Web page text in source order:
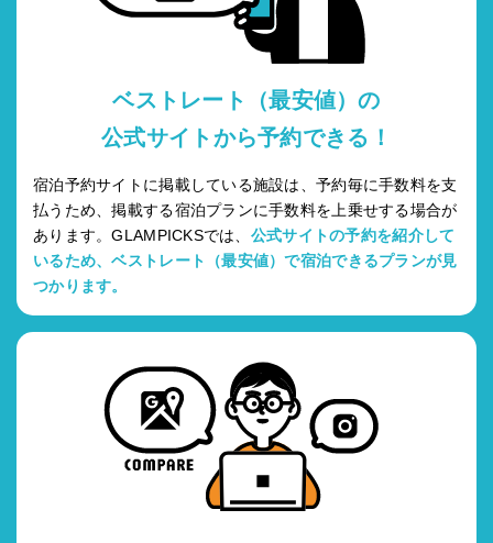
ベストレート（最安値）の
公式サイトから予約できる！
宿泊予約サイトに掲載している施設は、予約毎に手数料を支
払うため、掲載する宿泊プランに手数料を上乗せする場合が
あります。GLAMPICKSでは、 公式サイトの予約を紹介して
いるため、ベストレート（最安値）で宿泊できるプランが見
つかります。